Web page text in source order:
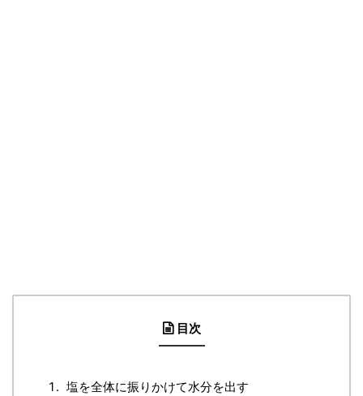
目次
塩を全体に振りかけて水分を出す